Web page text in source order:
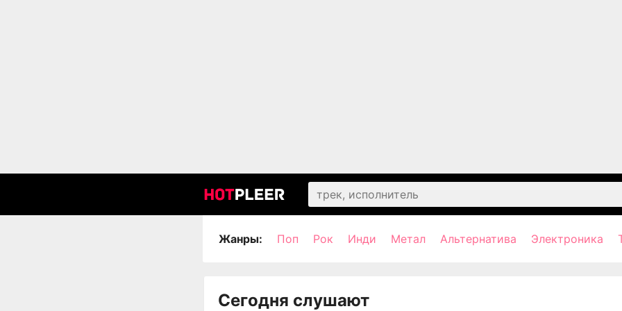
Жанры: Поп Рок Инди Метал Альтернатива Электроника
Сегодня слушают